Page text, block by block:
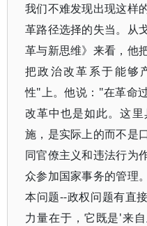
我们不难发现出现这样
革路径选择的失当。从
革与新思维》来看，他
把政治改革系于能够
性"上。他说："在革命
改革中也是如此。这
施，是实际上的而不是
同官僚主义和违法行为
众参加国家事务的管理
本问题--政权问题有直
力量在于，它既是'来